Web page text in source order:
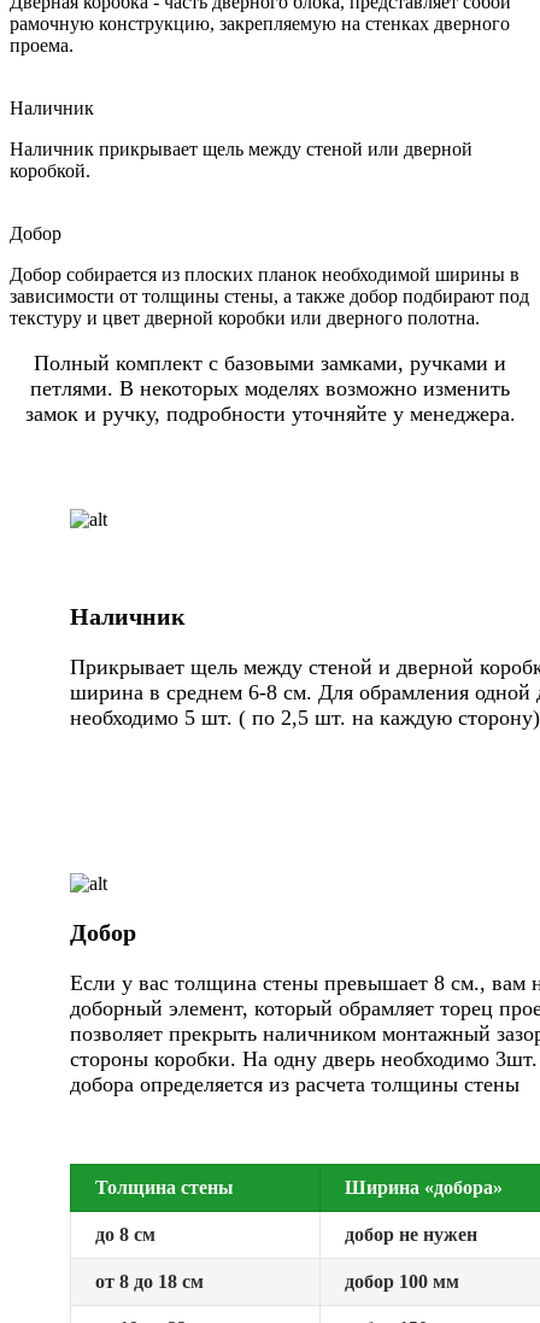
рамочную конструкцию, закрепляемую на стенках дверного
проема.
Наличник
Наличник прикрывает щель между стеной или дверной
коробкой.
Добор
Добор собирается из плоских планок необходимой ширины в
зависимости от толщины стены, а также добор подбирают под
текстуру и цвет дверной коробки или дверного полотна.
Полный комплект с базовыми замками, ручками и
петлями. В некоторых моделях возможно изменить
замок и ручку, подробности уточняйте у менеджера.
Наличник
Прикрывает щель между стеной и дверной
ширина в среднем 6-8 см. Для обрамления одной
необходимо 5 шт. ( по 2,5 шт. на каждую сторону)
Добор
Если у вас толщина стены превышает 8 см., вам
доборный элемент, который обрамляет торец
позволяет прекрыть наличником монтажный
стороны коробки. На одну дверь необходимо
добора определяется из расчета толщины стены
Толщина стены Ширина «добора»
до 8 см добор не нужен
от 8 до 18 см добор 100 мм